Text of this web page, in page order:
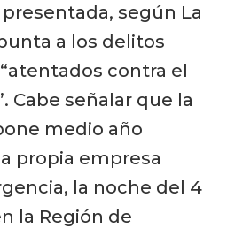
según La
a los delitos
contra el
Cabe señalar que la
medio año
propia empresa
la noche del 4
la Región de